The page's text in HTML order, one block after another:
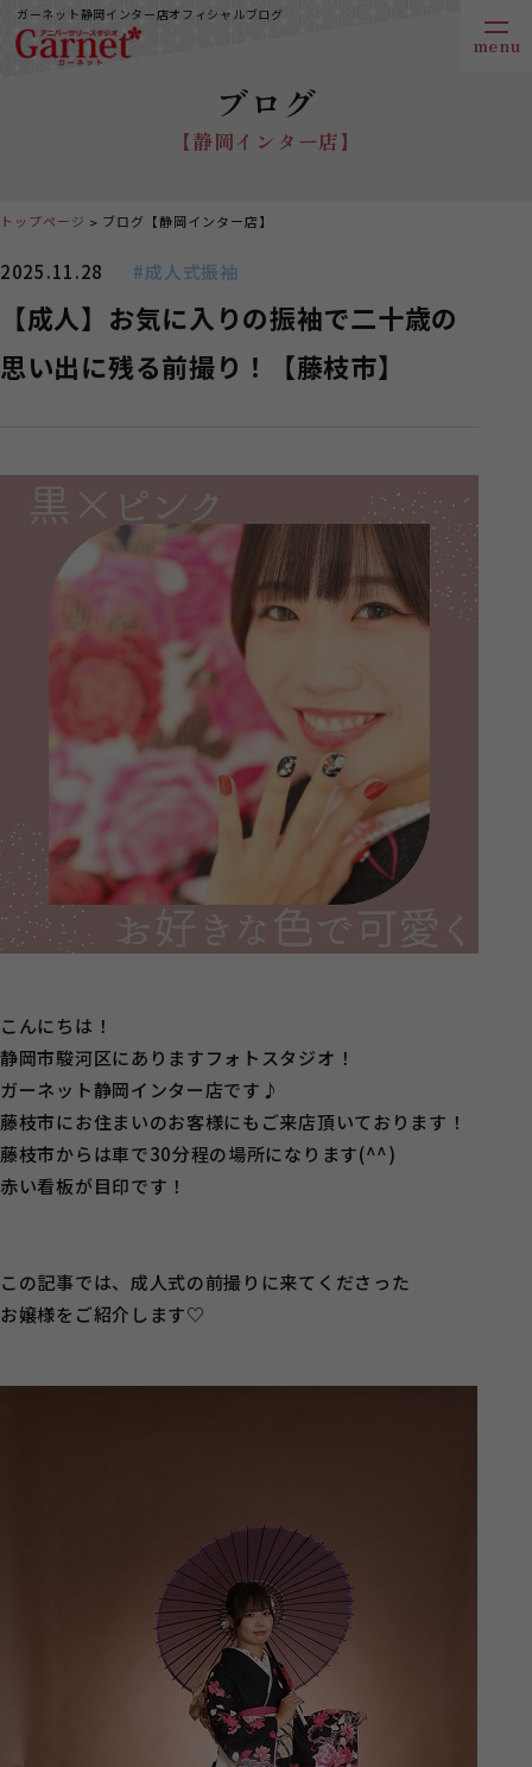
ガーネット静岡インター店オフィシャルブログ
ブログ
【静岡インター店】
2025.11.28 #成人式振袖
【成人】お気に入りの振袖で二十歳の
思い出に残る前撮り！【藤枝市】
こんにちは！
静岡市駿河区にありますフォトスタジオ！
ガーネット静岡インター店です♪
藤枝市にお住まいのお客様にもご来店頂いております！
藤枝市からは車で30分程の場所になります(^^)
赤い看板が目印です！
この記事では、成人式の前撮りに来てくださった
お嬢様をご紹介します♡
トップページ ブログ【静岡インター店】